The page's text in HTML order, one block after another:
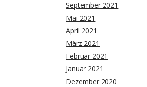
September 2021
Mai 2021
April 2021
März 2021
Februar 2021
Januar 2021
Dezember 2020